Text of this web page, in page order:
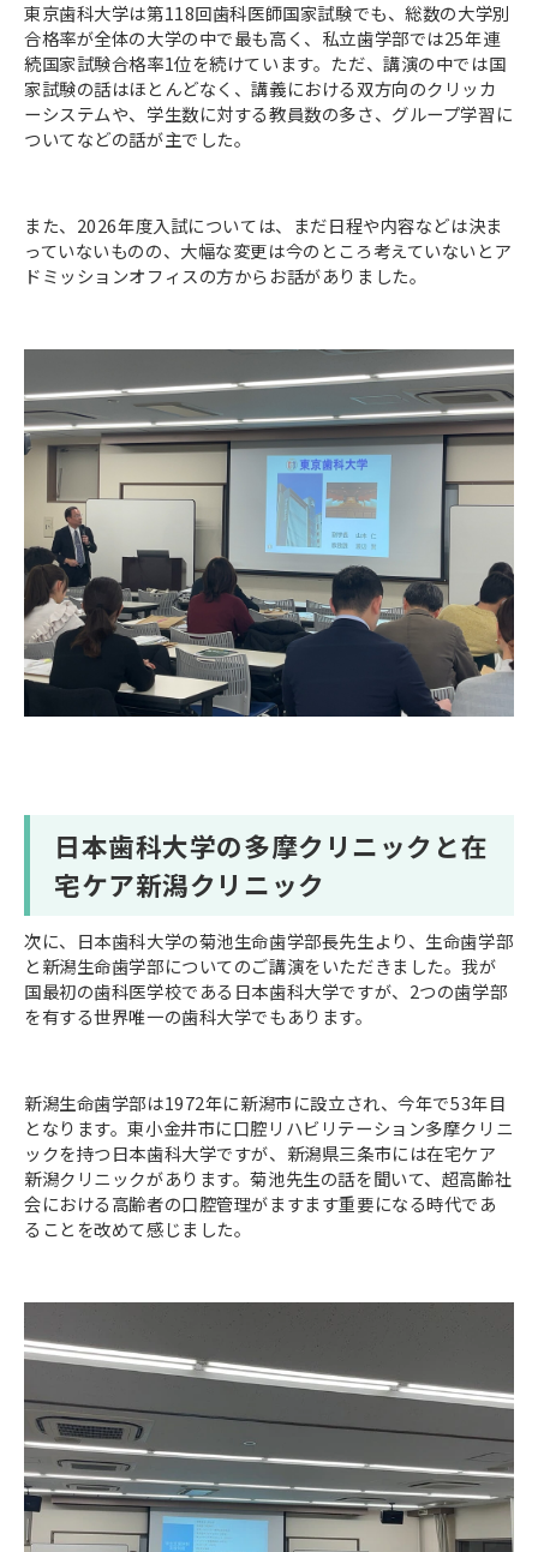
東京歯科大学は第118回歯科医師国家試験でも、総数の大学別
合格率が全体の大学の中で最も高く、私立歯学部では25年連
続国家試験合格率1位を続けています。ただ、講演の中では国
家試験の話はほとんどなく、講義における双方向のクリッカ
ーシステムや、学生数に対する教員数の多さ、グループ学習に
ついてなどの話が主でした。
また、2026年度入試については、まだ日程や内容などは決ま
っていないものの、大幅な変更は今のところ考えていないとア
ドミッションオフィスの方からお話がありました。
日本歯科大学の多摩クリニックと在
宅ケア新潟クリニック
次に、日本歯科大学の菊池生命歯学部長先生より、生命歯学部
と新潟生命歯学部についてのご講演をいただきました。我が
国最初の歯科医学校である日本歯科大学ですが、2つの歯学部
を有する世界唯一の歯科大学でもあります。
新潟生命歯学部は1972年に新潟市に設立され、今年で53年目
となります。東小金井市に口腔リハビリテーション多摩クリニ
ックを持つ日本歯科大学ですが、新潟県三条市には在宅ケア
新潟クリニックがあります。菊池先生の話を聞いて、超高齢社
会における高齢者の口腔管理がますます重要になる時代であ
ることを改めて感じました。